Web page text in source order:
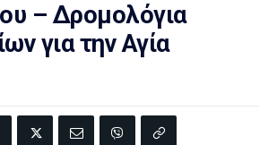
– Δρομολόγια
για την Αγία